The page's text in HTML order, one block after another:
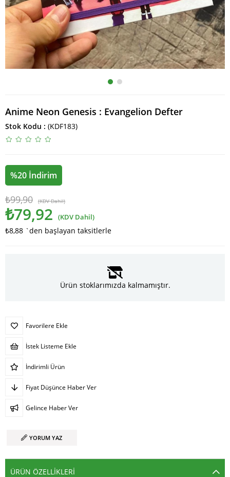
Anime Neon Genesis : Evangelion Defter
Stok Kodu (KDF183)
%20 İndirim
₺99,90 (KDV Dahil)
₺79,92 (KDV Dahil)
₺8,88 `den başlayan taksitlerle
Ürün stoklarımızda kalmamıştır.
Favorilere Ekle
İstek Listeme Ekle
İndirimli Ürün
Fiyat Düşünce Haber Ver
Gelince Haber Ver
YORUM YAZ
ÜRÜN ÖZELLIKLERI